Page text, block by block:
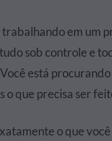
trabalhando em um
sob controle e
está
o que precisa ser
o que